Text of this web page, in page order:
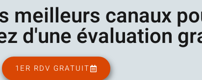
meilleurs canaux
d'une évaluation
1ER RDV GRATUIT